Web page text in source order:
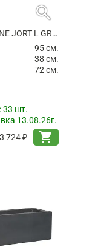
search
КАШПО FIBERSTONE JORT L GREY
95 см.
38 см.
72 см.
33 шт.
13.08.26г.
724 ₽
shopping_cart